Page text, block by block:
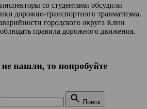
со студентами обсудили
дорожно-транспортного травматизма.
городского округа Клин
правила дорожного движения.
нашли, то попробуйте
 Поиск